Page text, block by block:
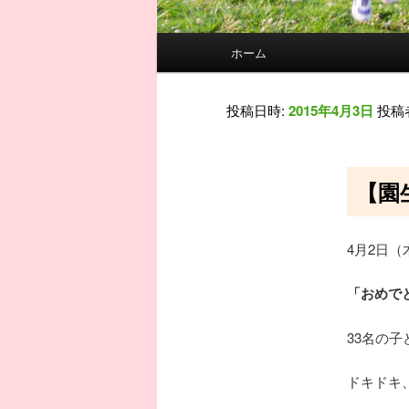
メインコンテンツへ移動
サブコンテンツへ移動
ホーム
【
投稿日時: 2015年4月3日 投
4月2日（
「おめ
33名の子
ドキド